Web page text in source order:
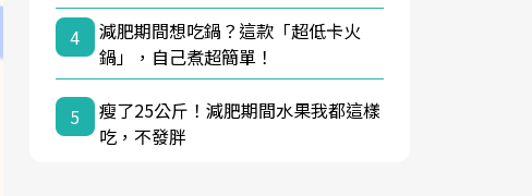
4
減肥期間想吃鍋？這款「超低卡火
鍋」，自己煮超簡單！
5
瘦了25公斤！減肥期間水果我都這樣
吃，不發胖